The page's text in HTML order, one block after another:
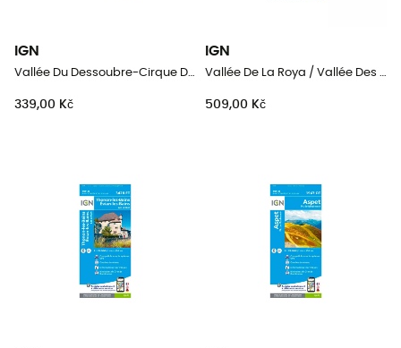
IGN
Vallée Du Dessoubre-Cirque De Consolation.Montagnes Du Lomont
339,00 Kč
IGN
Vallée De La Roya / Vallée Des Merveilles / Pn Du Mercantour
509,00 Kč